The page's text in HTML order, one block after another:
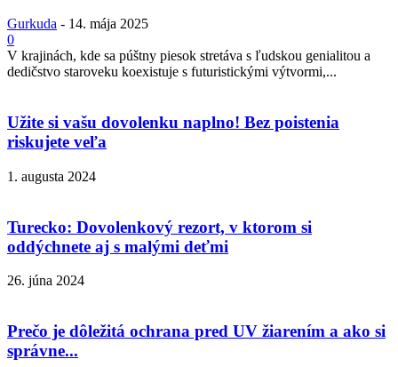
Gurkuda - 14. mája 2025
0
V krajinách, kde sa púštny piesok stretáva s ľudskou genialitou a
dedičstvo staroveku koexistuje s futuristickými výtvormi,...
Užite si vašu dovolenku naplno! Bez poistenia
riskujete veľa
1. augusta 2024
Turecko: Dovolenkový rezort, v ktorom si
oddýchnete aj s malými deťmi
26. júna 2024
Prečo je dôležitá ochrana pred UV žiarením a ako si
správne...